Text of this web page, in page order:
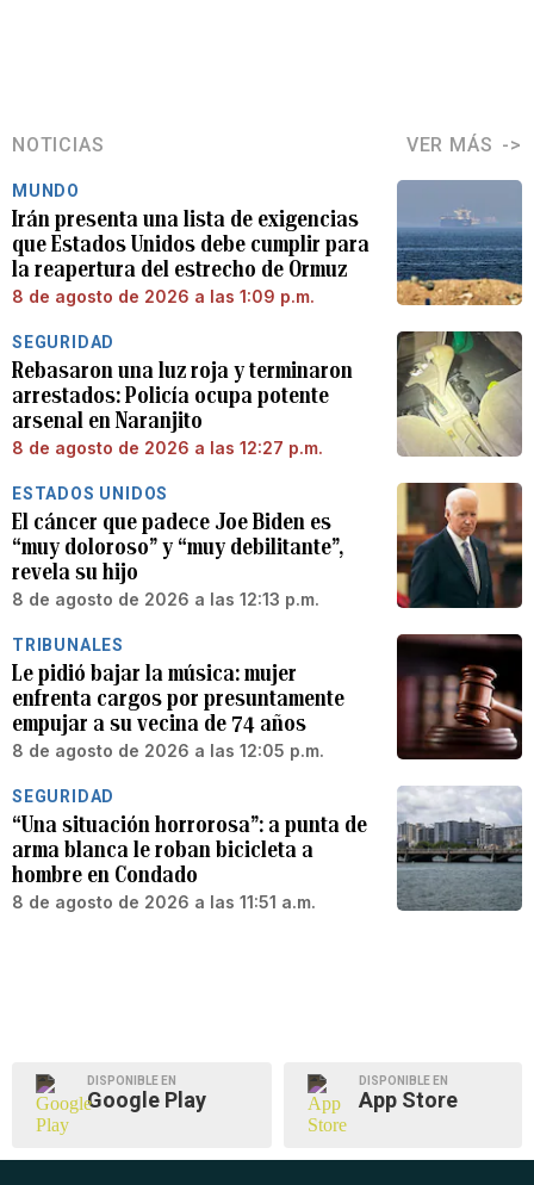
NOTICIAS VER MÁS
MUNDO
Irán presenta una lista de exigencias
que Estados Unidos debe cumplir para
la reapertura del estrecho de Ormuz
8 de agosto de 2026 a las 1:09 p.m.
SEGURIDAD
Rebasaron una luz roja y terminaron
arrestados: Policía ocupa potente
arsenal en Naranjito
8 de agosto de 2026 a las 12:27 p.m.
ESTADOS UNIDOS
El cáncer que padece Joe Biden es
“muy doloroso” y “muy debilitante”,
revela su hijo
8 de agosto de 2026 a las 12:13 p.m.
TRIBUNALES
Le pidió bajar la música: mujer
enfrenta cargos por presuntamente
empujar a su vecina de 74 años
8 de agosto de 2026 a las 12:05 p.m.
SEGURIDAD
“Una situación horrorosa”: a punta de
arma blanca le roban bicicleta a
hombre en Condado
8 de agosto de 2026 a las 11:51 a.m.
DISPONIBLE EN
Google Play
DISPONIBLE EN
App Store